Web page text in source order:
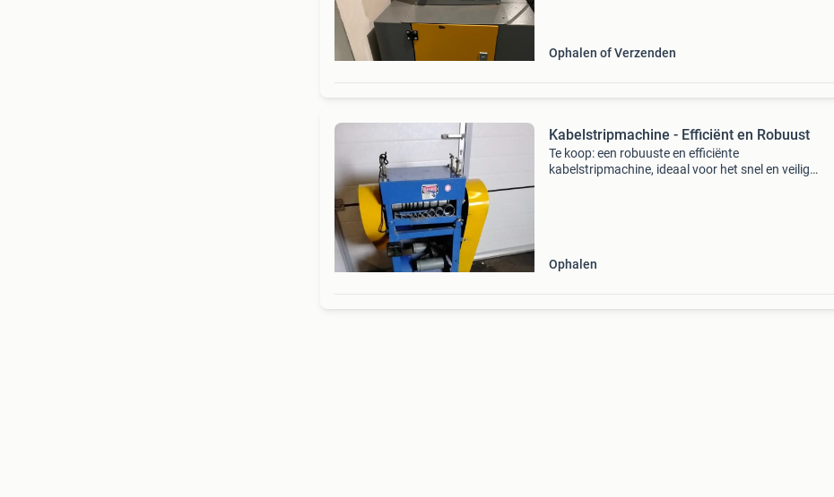
Ophalen of Verzenden
Kabelstripmachine - Efficiënt en Robuust
Te koop: een robuuste en efficiënte
kabelstripmachine, ideaal voor het snel en veilig
Ophalen